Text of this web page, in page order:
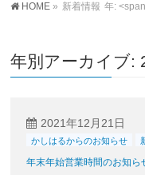
HOME » 新着情報 年:
年別アーカイブ:
2021年12月21日
かしはるからのお知らせ
年末年始営業時間のお知ら